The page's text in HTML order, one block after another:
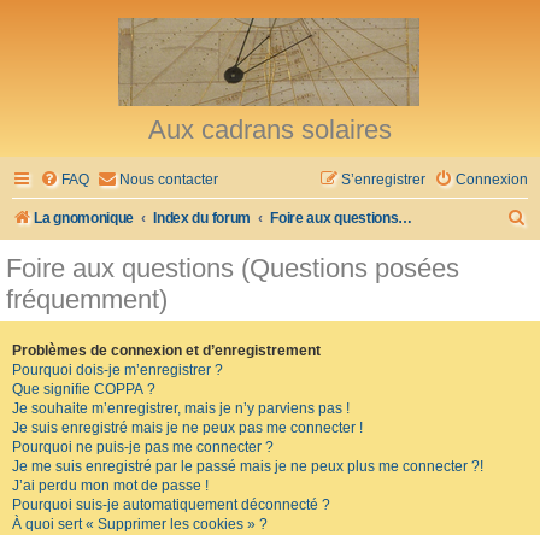
Aux cadrans solaires
FAQ Nous contacter Connexion
S’enregistrer
La gnomonique Index du forum Foire aux questions (Questions posées fréquemment)
Foire aux questions (Questions posées
fréquemment)
Problèmes de connexion et d’enregistrement
Pourquoi dois-je m’enregistrer ?
Que signifie COPPA ?
Je souhaite m’enregistrer, mais je n’y parviens pas !
Je suis enregistré mais je ne peux pas me connecter !
Pourquoi ne puis-je pas me connecter ?
Je me suis enregistré par le passé mais je ne peux plus me connecter ?!
J’ai perdu mon mot de passe !
Pourquoi suis-je automatiquement déconnecté ?
À quoi sert « Supprimer les cookies » ?